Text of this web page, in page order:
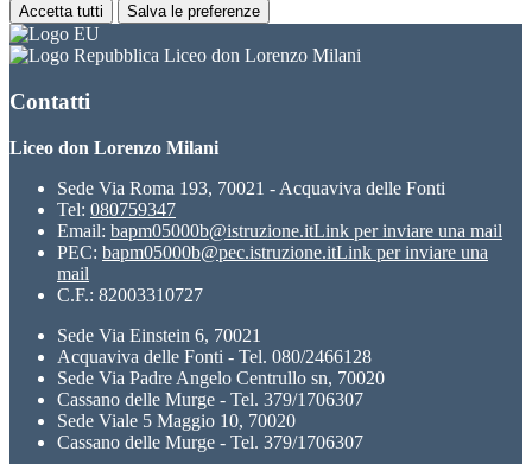
Accetta tutti Salva le preferenze
Liceo don Lorenzo Milani
Contatti
Liceo don Lorenzo Milani
Sede Via Roma 193, 70021 - Acquaviva delle Fonti
Tel: 080759347
Email: bapm05000b@istruzione.itLink per inviare una mail
PEC: bapm05000b@pec.istruzione.itLink per inviare una
mail
C.F.: 82003310727
Sede Via Einstein 6, 70021
Acquaviva delle Fonti - Tel. 080/2466128
Sede Via Padre Angelo Centrullo sn, 70020
Cassano delle Murge - Tel. 379/1706307
Sede Viale 5 Maggio 10, 70020
Cassano delle Murge - Tel. 379/1706307